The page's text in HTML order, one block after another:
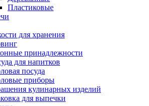
Пластиковые
для хранения
принадлежности
для напитков
посуда
приборы
кулинарных изделий
для выпечки